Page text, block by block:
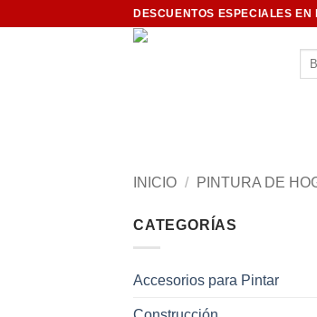
DESCUENTOS ESPECIALES EN
INICIO / PINTURA DE
CATEGORÍAS
Accesorios para Pintar